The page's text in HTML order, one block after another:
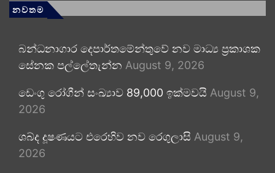
නවතම
බන්ධනාගාර දෙපාර්තමේන්තුවේ නව මාධ්‍ය ප්‍රකාශක
සේනක පල්ලේතැන්න August 9, 2026
ඩෙංගු රෝගීන් සංඛ්‍යාව 89,000 ඉක්මවයි August 9,
2026
ශබ්ද දූෂණයට එරෙහිව නව රෙගුලාසි August 9,
2026